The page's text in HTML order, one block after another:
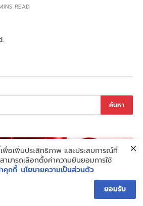
READ
เพื่อเพิ่มประสิทธิภาพ และประสบการณ์ที่
ามารถเลือกตั้งค่าความยินยอมการใช้
คุกกี้ นโยบายความเป็นส่วนตัว
ยอมรับ